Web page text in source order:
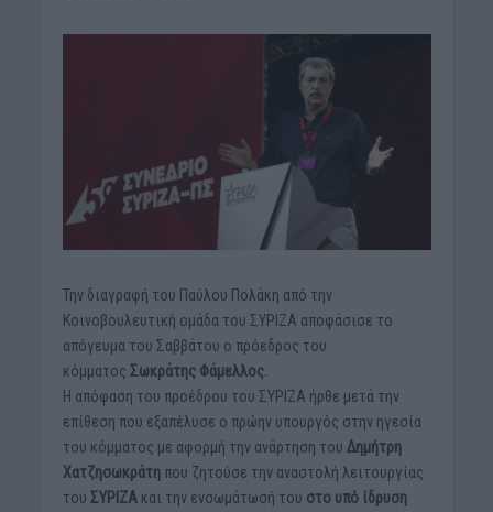
Την διαγραφή του Παύλου Πολάκη από την
Κοινοβουλευτική ομάδα του ΣΥΡΙΖΑ αποφάσισε το
απόγευμα του Σαββάτου ο πρόεδρος του
κόμματος Σωκράτης Φάμελλος.
Η απόφαση του προέδρου του ΣΥΡΙΖΑ ήρθε μετά την
επίθεση που εξαπέλυσε ο πρώην υπουργός στην ηγεσία
του κόμματος με αφορμή την ανάρτηση του Δημήτρη
Χατζησωκράτηπου ζητούσε την αναστολή λειτουργίας
του ΣΥΡΙΖΑ και την ενσωμάτωσή του στο υπό ίδρυση